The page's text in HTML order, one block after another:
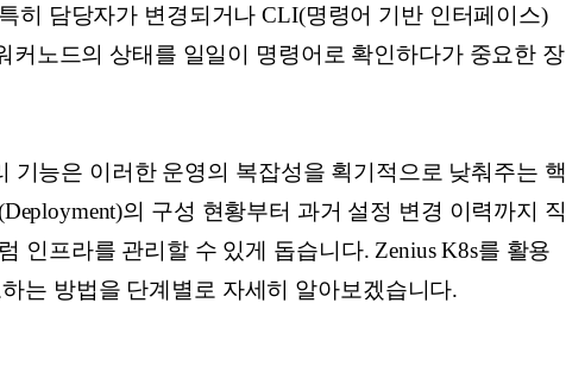
히 담당자가 변경되거나 CLI(명령어 기반 인터페이스)
커노드의 상태를 일일이 명령어로 확인하다가 중요한 장
기능은 이러한 운영의 복잡성을 획기적으로 낮춰주는 핵
의 구성 현황부터 과거 설정 변경 이력까지 직
인프라를 관리할 수 있게 돕습니다. Zenius K8s를 활용
는 방법을 단계별로 자세히 알아보겠습니다.